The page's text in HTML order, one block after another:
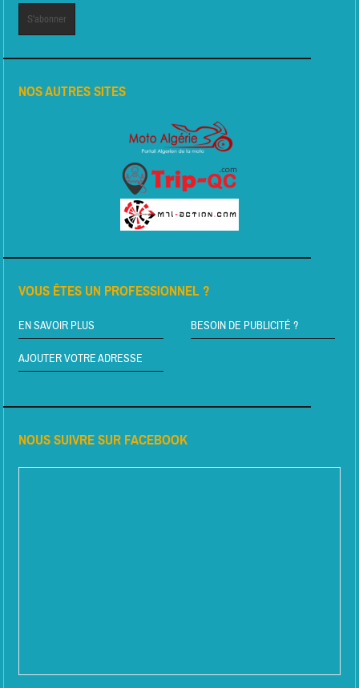
NOS AUTRES SITES
VOUS ÊTES UN PROFESSIONNEL ?
EN SAVOIR PLUS BESOIN DE PUBLICITÉ ?
AJOUTER VOTRE ADRESSE
NOUS SUIVRE SUR FACEBOOK